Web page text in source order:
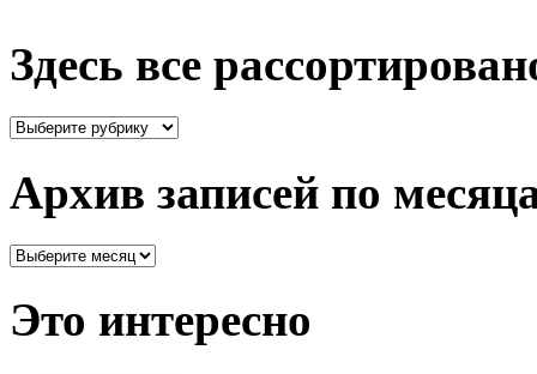
Здесь все
Здесь
Архив записей по
Архив
месяцам
Это интересно